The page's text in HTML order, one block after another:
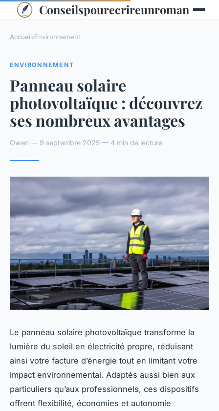
Conseilspourecrireunroman
Accueil›Environnement
ENVIRONNEMENT
Panneau solaire
photovoltaïque : découvrez
ses nombreux avantages
Owen — 9 septembre 2025 — 4 min de lecture
Le panneau solaire photovoltaïque transforme la
lumière du soleil en électricité propre, réduisant
ainsi votre facture d’énergie tout en limitant votre
impact environnemental. Adaptés aussi bien aux
particuliers qu’aux professionnels, ces dispositifs
offrent flexibilité, économies et autonomie